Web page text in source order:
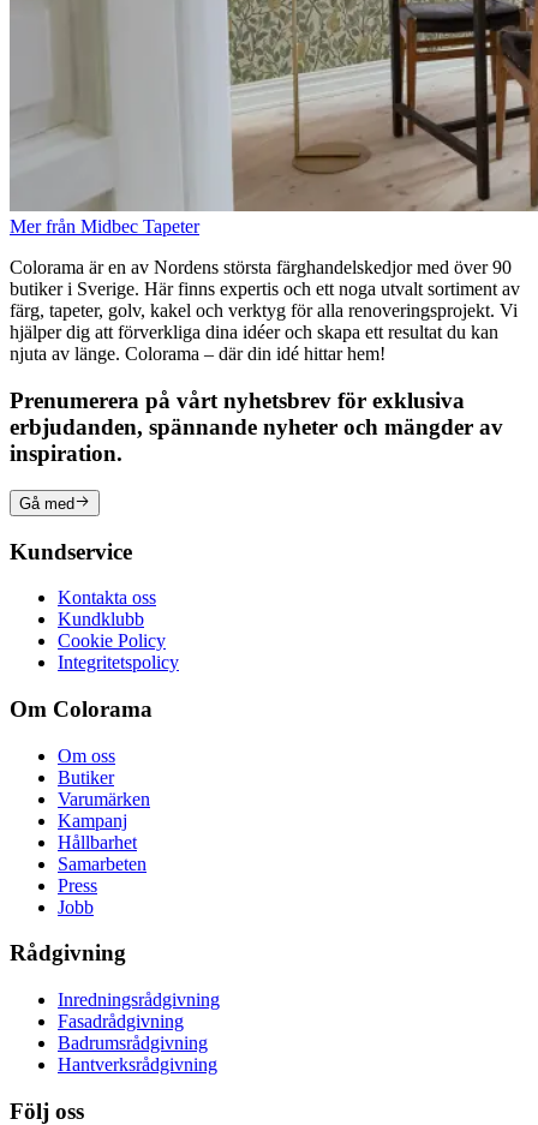
Mer från Midbec Tapeter
Colorama är en av Nordens största färghandelskedjor med över 90
butiker i Sverige. Här finns expertis och ett noga utvalt sortiment av
färg, tapeter, golv, kakel och verktyg för alla renoveringsprojekt. Vi
hjälper dig att förverkliga dina idéer och skapa ett resultat du kan
njuta av länge. Colorama – där din idé hittar hem!
Prenumerera på vårt nyhetsbrev för exklusiva
erbjudanden, spännande nyheter och mängder av
inspiration.
Gå med
Kundservice
Kontakta oss
Kundklubb
Cookie Policy
Integritetspolicy
Om Colorama
Om oss
Butiker
Varumärken
Kampanj
Hållbarhet
Samarbeten
Press
Jobb
Rådgivning
Inredningsrådgivning
Fasadrådgivning
Badrumsrådgivning
Hantverksrådgivning
Följ oss